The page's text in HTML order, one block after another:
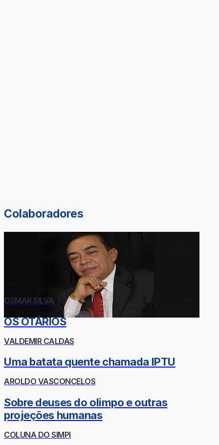
Colaboradores
OSMAR SILVA
OS OTÁRIOS
VALDEMIR CALDAS
Uma batata quente chamada IPTU
AROLDO VASCONCELOS
Sobre deuses do olimpo e outras
projeções humanas
COLUNA DO SIMPI